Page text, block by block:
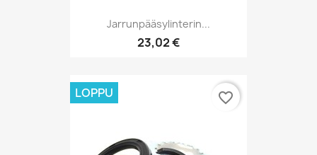
Jarrunpääsylinterin...
23,02 €
LOPPU favorite_border